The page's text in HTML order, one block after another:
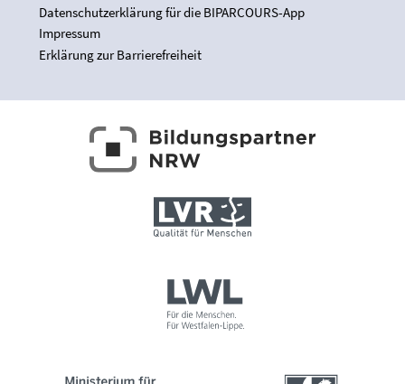
Datenschutzerklärung für die BIPARCOURS-App
Impressum
Erklärung zur Barrierefreiheit